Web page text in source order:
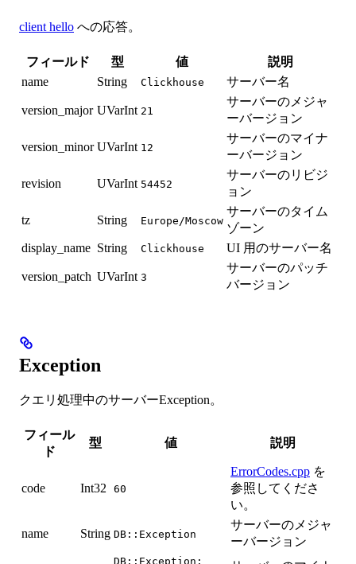
client hello への応答。
フィールド 型 値
説明
name
String Clickhouse サーバー名
version_major UVarInt 21
サーバーのメジャ
ーバージョン
version_minor UVarInt 12
サーバーのマイナ
ーバージョン
revision UVarInt 54452
サーバーのリビジ
ョン
tz String Europe/Moscow
サーバーのタイム
ゾーン
display_name String Clickhouse UI 用のサーバー名
version_patch UVarInt 3
サーバーのパッチ
バージョン
Exception
クエリ処理中のサーバーException。
フィール
ド
型 値 説明
code Int32 60
ErrorCodes.cpp を
参照してくださ
い。
name String DB::Exception
サーバーのメジャ
ーバージョン
DB::Exception: